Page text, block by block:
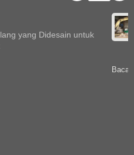
yang Didesain untuk
Baca